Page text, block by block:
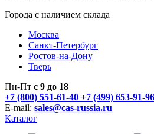
Города с наличием склада
Москва
Санкт-Петербург
Ростов-на-Дону
Тверь
Пн-Пт с 9 до 18
+7 (800) 551-61-40 +7 (499) 653-91-96
E-mail: sales@cas-russia.ru
Каталог